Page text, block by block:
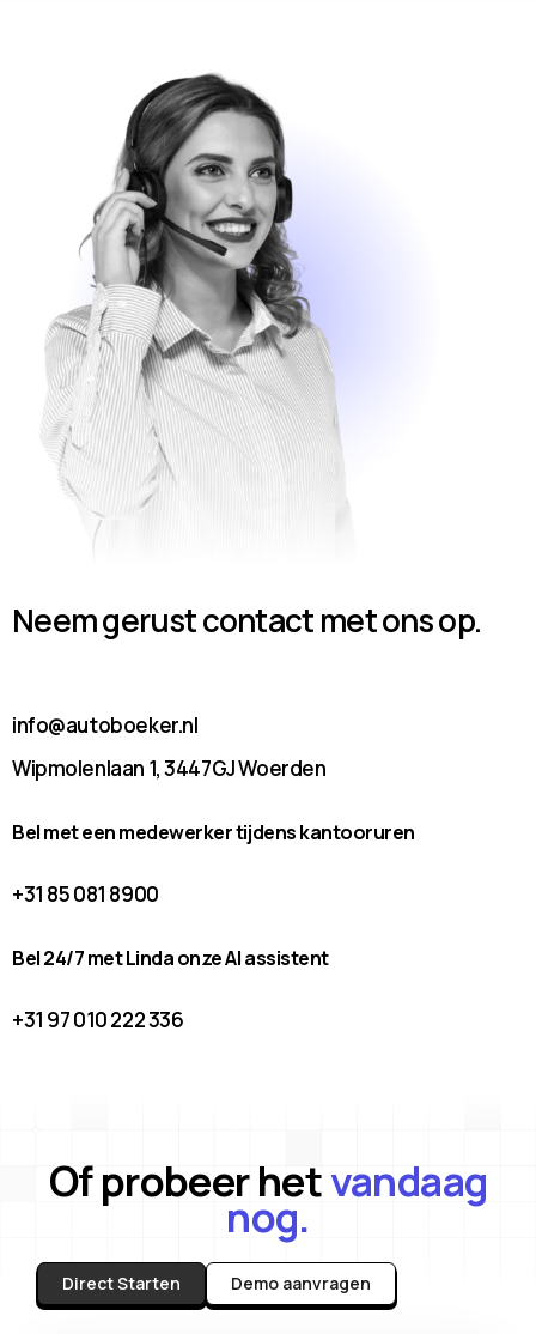
Neem gerust contact met ons op.
info@autoboeker.nl
Wipmolenlaan 1, 3447GJ Woerden
Bel met een medewerker tijdens kantooruren
+31 85 081 8900
Bel 24/7 met Linda onze AI assistent
+31 97 010 222 336
Of probeer hetvandaag
nog.
Direct Starten Demo aanvragen